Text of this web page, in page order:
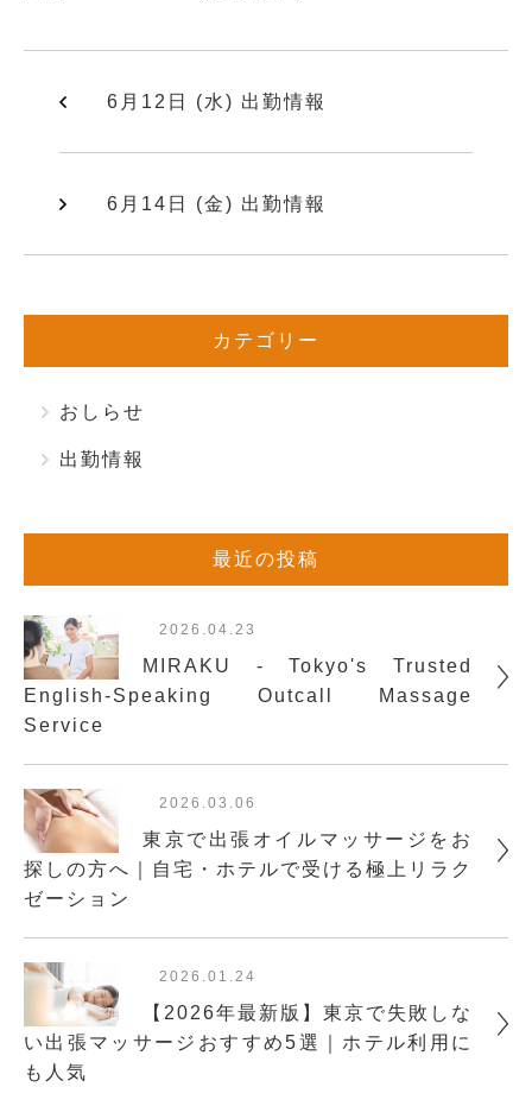
6月12日 (水) 出勤情報
6月14日 (金) 出勤情報
カテゴリー
おしらせ
出勤情報
最近の投稿
2026.04.23
MIRAKU - Tokyo's Trusted
English-Speaking Outcall Massage
Service
2026.03.06
東京で出張オイルマッサージをお
探しの方へ｜自宅・ホテルで受ける極上リラク
ゼーション
2026.01.24
【2026年最新版】東京で失敗しな
い出張マッサージおすすめ5選｜ホテル利用に
も人気